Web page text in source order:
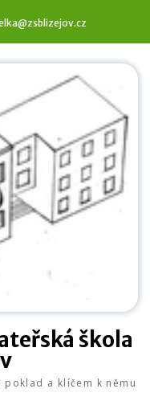
škola
a klíčem k němu